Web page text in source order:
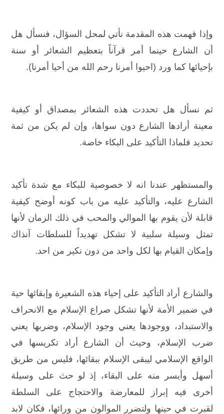
وإذا فهمت هذه المقدمة نأتي لمحل السؤال، فنسأل هل
أن الشارع حينما أمر قرآناً بتعظيم الشعائر أو سنة
بإحيائها كما ورد (احيوا أمرنا رحم الله من أحيا أمرنا).
ثم نسأل هل تحددت هذه الشعائر بمصداق أو كيفية
معينة أرادها الشارع دون سواها، وإن لم يكن من ثمة
تحديد فلماذا التأكيد على البكاء خاصة.
والمستظهر عندنا انه لا خصوصية للبكاء مع شدة تأكيد
الشارع عليه، والتأكيد عليه من باب كونه أوضح كيفية
قابلة لأن يقوم بها الموالي والمحب في ذلك الزمان لأنها
تمثل وسيلة سلبية لا تشكل تهديداً للسلطات آنذاك
وإمكان القيام بها لكل واحد من دون نكير من احد.
والشارع أراد التأكيد على إحياء هذه الشعيرة وإبقائها حية
في ضمير الأمة لأنها تشكل صراع الإسلام مع الانحراف
والاستبداد، ووجودها يعني وجود الإسلام، وضربها يعني
ضرب الإسلام، وحيث أن الشارع أراد تكريسها في
الواقع الإسلامي ليبقى الإسلام ببقائها، فليس من طريق
أسهل وأيسر منه على البقاء، إذ لو حث على وسيلة
أخرى فيه إبراز للمعارضة والاحتجاج على السلطة
لقبرت في حينها ولتضرر الموالون من ورائها، فكان لابد